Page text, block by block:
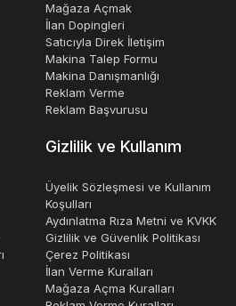
ürünleri, işletmeler için
İşletmelerin üretim süreçlerinde
ve onarımında kullanılan bu
verimliliği, güvenliği ve
taşır. Bu nedenle, işletmelerin
aksesuarları ve hırdavat ürünleri
kritik bir faktördür.
Mağaza Açmak
İlan Dopingleri
Satıcıyla Direk İletişim
Makina Talep Formu
Makina Danışmanlığı
Reklam Verme
Reklam Başvurusu
Gizlilik ve Kullanım
Üyelik Sözleşmesi ve Kullanım
Koşulları
Aydınlatma Rıza Metni ve KVKK
Gizlilik ve Güvenlik Politikası
Çerez Politikası
İlan Verme Kuralları
Mağaza Açma Kuralları